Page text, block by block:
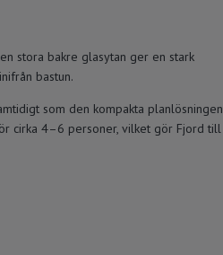
stora bakre glasytan ger en stark
bastun.
som den kompakta planlösningen
cirka 4–6 personer, vilket gör Fjord till